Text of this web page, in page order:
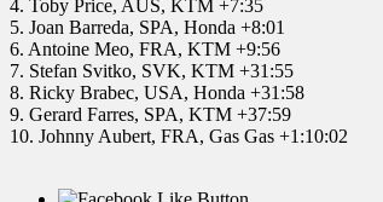
4. Toby Price, AUS, KTM +7:35
5. Joan Barreda, SPA, Honda +8:01
6. Antoine Meo, FRA, KTM +9:56
7. Stefan Svitko, SVK, KTM +31:55
8. Ricky Brabec, USA, Honda +31:58
9. Gerard Farres, SPA, KTM +37:59
10. Johnny Aubert, FRA, Gas Gas +1:10:02